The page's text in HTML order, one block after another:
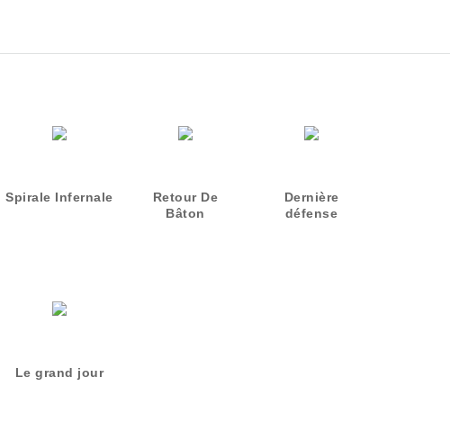
Spirale Infernale
Retour De
Bâton
Dernière
défense
Le grand jour